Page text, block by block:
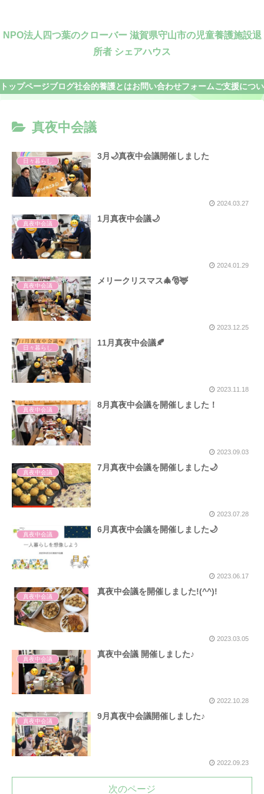
NPO法人四つ葉のクローバー 滋賀県守山市の児童養護施設退
所者 シェアハウス
トップページブログ社会的養護とはお問い合わせフォームご支援につ
真夜中会議
日々暮らし
3月🌙真夜中会議開催しました
2024.03.27
真夜中会議
1月真夜中会議🌙
2024.01.29
真夜中会議
メリークリスマス🎄🎅🦌
2023.12.25
日々暮らし
11月真夜中会議🍂
2023.11.18
真夜中会議
8月真夜中会議を開催しました！
2023.09.03
真夜中会議
7月真夜中会議を開催しました🌙
2023.07.28
真夜中会議
6月真夜中会議を開催しました🌙
2023.06.17
真夜中会議
真夜中会議を開催しました!(^^)!
2023.03.05
真夜中会議
真夜中会議 開催しました♪
2022.10.28
真夜中会議
9月真夜中会議開催しました♪
2022.09.23
次のページ